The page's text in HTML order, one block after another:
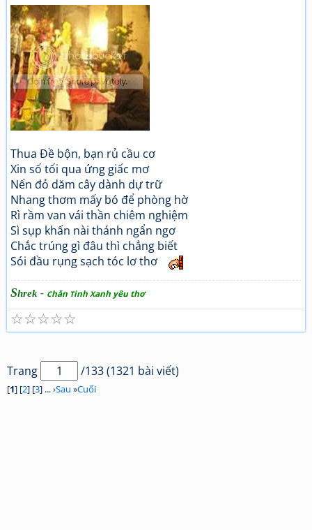
Thua Đề bộn, bạn rủ cầu cơ
Xin số tối qua ứng giấc mơ
Nến đỏ dăm cây dành dự trữ
Nhang thơm mấy bó để phòng hờ
Rì rầm van vái thần chiêm nghiệm
Sì sụp khấn nài thánh ngẩn ngơ
Chắc trúng gì đâu thì chẳng biết
Sói đầu rụng sạch tóc lơ thơ
Shrek - Chằn Tinh Xanh yêu thơ
☆
☆
☆
☆
☆
Trang /133 (1321 bài viết)
[1] [2] [3] ... ›Sau »Cuối